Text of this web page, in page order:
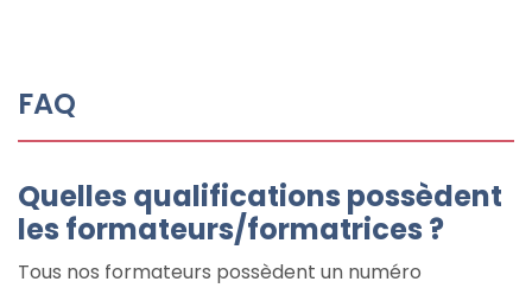
FAQ
Quelles qualifications possèdent
les formateurs/formatrices ?
Tous nos formateurs possèdent un numéro